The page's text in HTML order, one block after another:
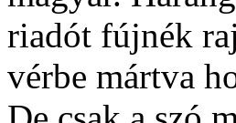
riadót fújnék
vérbe mártva